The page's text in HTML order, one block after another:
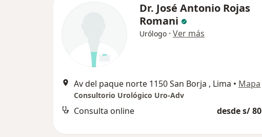
Dr. José Antonio Rojas
Romani
Urólogo · Ver más
Av del paque norte 1150 San Borja , Lima • Mapa
Consultorio Urológico Uro-Adv
Consulta online desde s/ 80